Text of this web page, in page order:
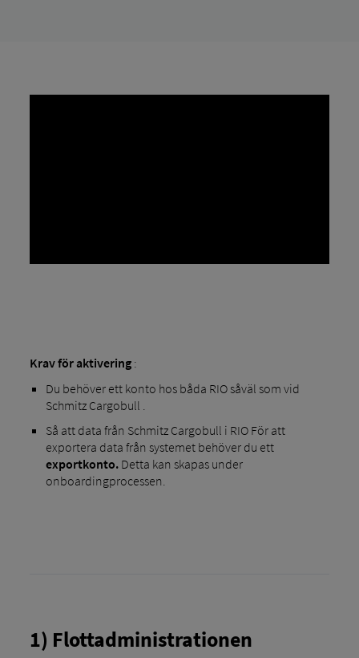
Krav för aktivering:
Du behöver ett konto hos båda RIO såväl som vid
Schmitz Cargobull .
Så att data från Schmitz Cargobull i RIO För att
exportera data från systemet behöver du ett
exportkonto.Detta kan skapas under
onboardingprocessen.
1) Flottadministrationen